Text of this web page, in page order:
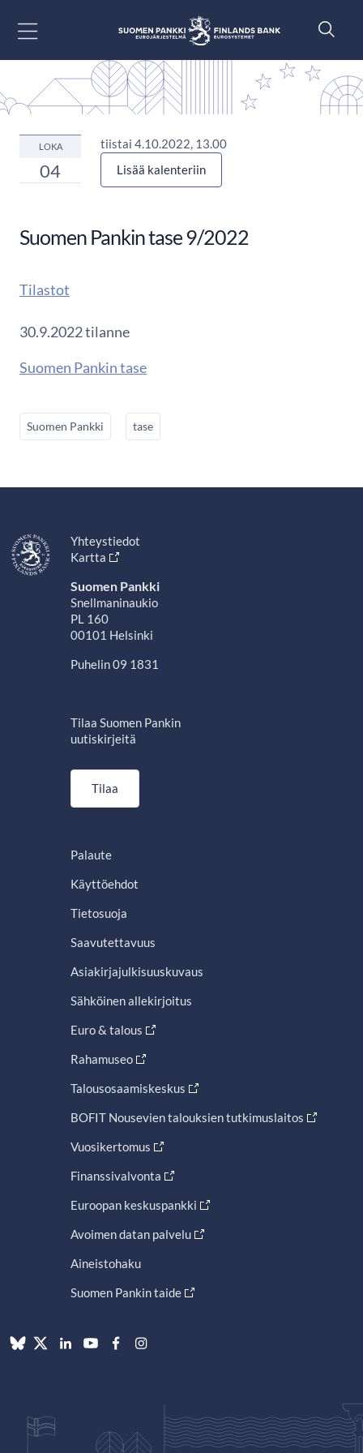
LOKA
04
tiistai 4.10.2022, 13.00
Lisää kalenteriin
Suomen Pankin tase 9/2022
Tilastot
30.9.2022 tilanne
Suomen Pankin tase
Suomen Pankki tase
Yhteystiedot
Kartta
Suomen Pankki
Snellmaninaukio
PL 160
00101 Helsinki
Puhelin 09 1831
Tilaa Suomen Pankin
uutiskirjeitä
Tilaa
Palaute
Käyttöehdot
Tietosuoja
Saavutettavuus
Asiakirjajulkisuuskuvaus
Sähköinen allekirjoitus
Euro & talous
Rahamuseo
Talousosaamiskeskus
BOFIT Nousevien talouksien tutkimuslaitos
Vuosikertomus
Finanssivalvonta
Euroopan keskuspankki
Avoimen datan palvelu
Aineistohaku
Suomen Pankin taide